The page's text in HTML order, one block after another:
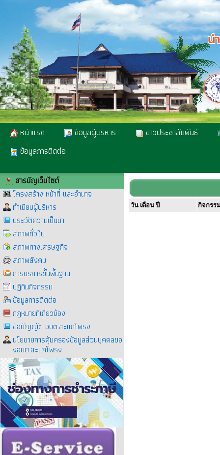
หน้าแรก ข้อมูลผู้บริหาร
ข่าวประชาสัมพันธ์
ข้อมูลการติดต่อ
สารบัญเว็บไซต์
โครงสร้าง หน้าที่ และอำนาจ
ทำเนียบผู้บริหาร
ประวัติความเป็นมา
สภาพทั่วไป
สภาพทางเศรษฐกิจ
สภาพสังคม
การบริการขั้นพื้นฐาน
ปฏิทินกิจกรรม
ข้อมูลการติดต่อ
กฎหมายที่เกี่ยวข้อง
ข้อบัญญัติ อบต.สะแกโพรง
นโยบายการคุ้มครองข้อมูลส่วนบุคคลขอ
งอบต.สะแกโพรง
วัน เดือน ปี กิจกรร